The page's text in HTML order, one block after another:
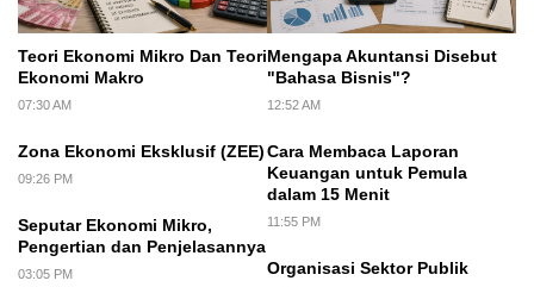
Teori Ekonomi Mikro Dan Teori
Ekonomi Makro
07:30 AM
Zona Ekonomi Eksklusif (ZEE)
09:26 PM
Seputar Ekonomi Mikro,
Pengertian dan Penjelasannya
03:05 PM
Mengapa Akuntansi Disebut
"Bahasa Bisnis"?
12:52 AM
Cara Membaca Laporan
Keuangan untuk Pemula
dalam 15 Menit
11:55 PM
Organisasi Sektor Publik